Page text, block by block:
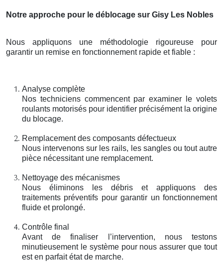
Notre approche pour le déblocage sur Gisy Les Nobles
Nous appliquons une méthodologie rigoureuse pour
garantir un remise en fonctionnement rapide et fiable :
Analyse complète
Nos techniciens commencent par examiner le volets
roulants motorisés pour identifier précisément la origine
du blocage.
Remplacement des composants défectueux
Nous intervenons sur les rails, les sangles ou tout autre
pièce nécessitant une remplacement.
Nettoyage des mécanismes
Nous éliminons les débris et appliquons des
traitements préventifs pour garantir un fonctionnement
fluide et prolongé.
Contrôle final
Avant de finaliser l’intervention, nous testons
minutieusement le système pour nous assurer que tout
est en parfait état de marche.